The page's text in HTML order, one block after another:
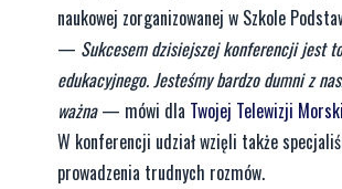
naukowej zorganizowanej w Szkole
— Sukcesem dzisiejszej konferencji jest
edukacyjnego. Jesteśmy bardzo dumni z
ważna— mówi dla Twojej Telewizji
W konferencji udział wzięli także
prowadzenia trudnych rozmów.